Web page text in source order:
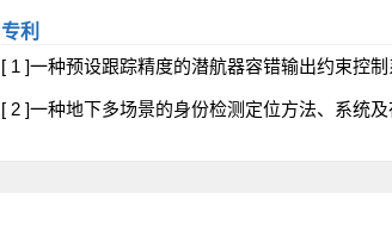
专利
[ 1 ]一种预设跟踪精度的潜航器容错输出约束控
[ 2 ]一种地下多场景的身份检测定位方法、系统